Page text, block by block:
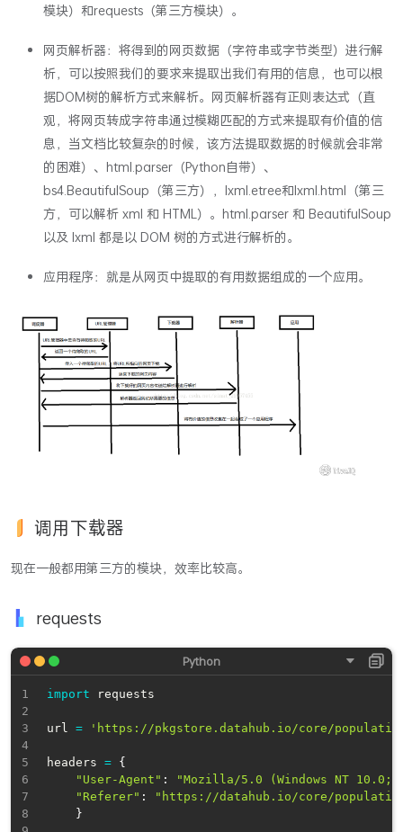
模块）和requests（第三方模块）。
网页解析器：将得到的网页数据（字符串或字节类型）进行解
析，可以按照我们的要求来提取出我们有用的信息，也可以根
据DOM树的解析方式来解析。网页解析器有正则表达式（直
观，将网页转成字符串通过模糊匹配的方式来提取有价值的信
息，当文档比较复杂的时候，该方法提取数据的时候就会非常
的困难）、html.parser（Python自带）、
bs4.BeautifulSoup（第三方），lxml.etree和lxml.html（第三
方，可以解析 xml 和 HTML）。html.parser 和 BeautifulSoup
以及 lxml 都是以 DOM 树的方式进行解析的。
应用程序：就是从网页中提取的有用数据组成的一个应用。
调用下载器
现在一般都用第三方的模块，效率比较高。
requests
import requests
url = 'https://pkgstore.datahub.io/core/population/
headers = {
"User-Agent" :
"Mozilla/5.0 (Windows NT 10.0;
"Referer" :
"https://datahub.io/core/
}